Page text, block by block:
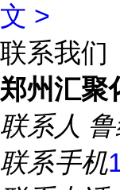
文 >
联系我们
郑州汇聚
联系人
联系手机